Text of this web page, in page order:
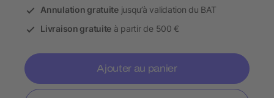
Annulation gratuitejusqu’à validation du BAT
Livraison gratuite à partir de 500 €
Ajouter au panier